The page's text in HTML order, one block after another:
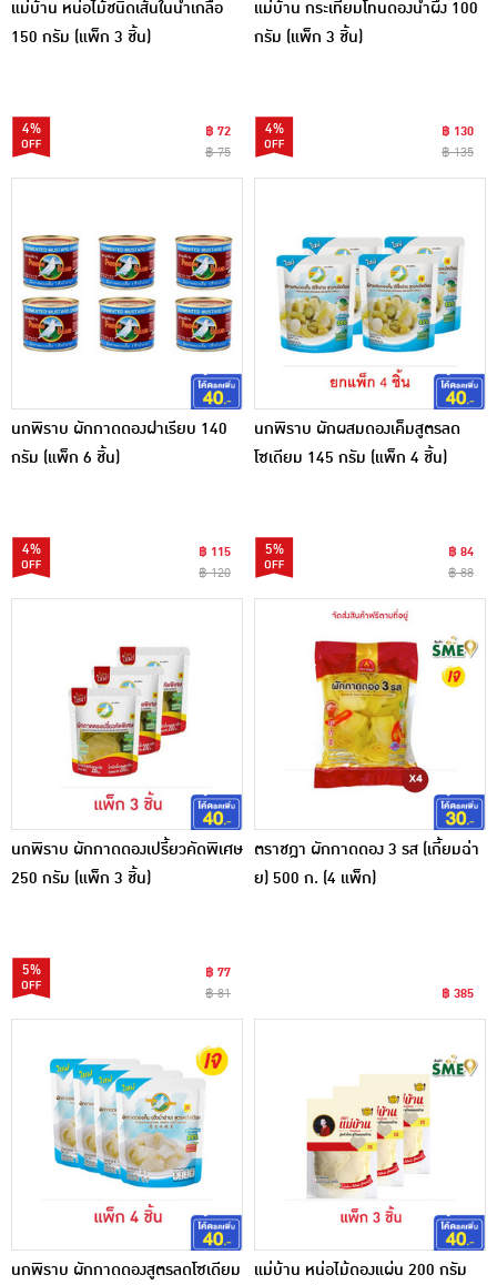
แม่บ้าน หน่อไม้ชนิดเส้นในน้ำเกลือ
150 กรัม (แพ็ก 3 ชิ้น)
4%
฿ 72
฿ 75
แม่บ้าน กระเทียมโทนดองน้ำผึ้ง 100
กรัม (แพ็ก 3 ชิ้น)
4%
฿ 130
฿ 135
นกพิราบ ผักกาดดองฝาเรียบ 140
กรัม (แพ็ก 6 ชิ้น)
4%
฿ 115
฿ 120
นกพิราบ ผักผสมดองเค็มสูตรลด
โซเดียม 145 กรัม (แพ็ก 4 ชิ้น)
5%
฿ 84
฿ 88
นกพิราบ ผักกาดดองเปรี้ยวคัดพิเศษ
250 กรัม (แพ็ก 3 ชิ้น)
5%
฿ 77
฿ 81
ตราชฎา ผักกาดดอง 3 รส (เกี้ยมฉ่า
ย) 500 ก. (4 แพ็ก)
฿ 385
นกพิราบ ผักกาดดองสูตรลดโซเดียม
แม่บ้าน หน่อไม้ดองแผ่น 200 กรัม